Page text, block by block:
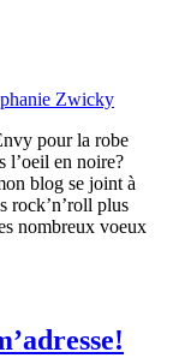
Zwicky
pour la robe
l’oeil en noire?
blog se joint à
rock’n’roll plus
nombreux voeux